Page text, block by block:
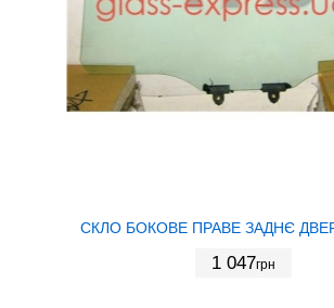
СКЛО БОКОВЕ ПРАВЕ ЗАДНЄ
1 047грн